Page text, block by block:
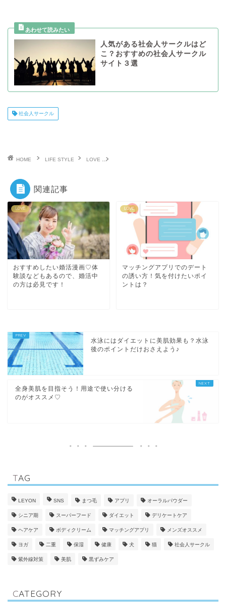
人気がある社会人サークルはど
こ？おすすめの社会人サークル
サイト３選
社会人サークル
HOME LIFE STYLE LOVE
関連記事
LOVE
おすすめしたい婚活漫画♡体
験談などもあるので、婚活中
の方は必見です！
LOVE
マッチングアプリでのデート
の誘い方！気を付けたいポイ
ントは？
水泳にはダイエットに美肌効果も？水泳
後のポイントだけおさえよう♪
全身美肌を目指そう！用途で使い分ける
のがオススメ♡
TAG
LEYON SNS まつ毛 アプリ オーラルパウダー
シニア期 スーパーフード ダイエット デリケートケア
ヘアケア ボディクリーム マッチングアプリ メンズオススメ
ヨガ 二重 保湿 健康 犬 猫 社会人サークル
紫外線対策 美肌 黒ずみケア
CATEGORY